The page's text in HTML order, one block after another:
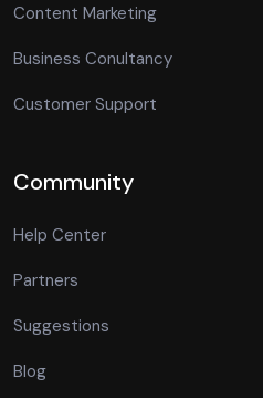
Content Marketing
Business Conultancy
Customer Support
Community
Help Center
Partners
Suggestions
Blog